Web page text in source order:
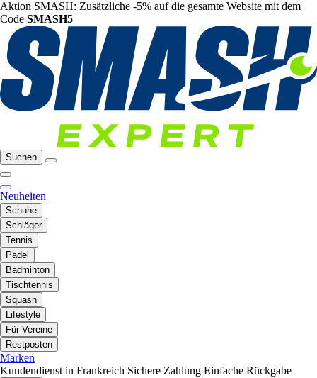
Aktion SMASH: Zusätzliche -5% auf die gesamte Website mit dem
Code SMASH5
Suchen
Neuheiten
Schuhe
Schläger
Tennis
Padel
Badminton
Tischtennis
Squash
Lifestyle
Für Vereine
Restposten
Marken
Kundendienst in Frankreich Sichere Zahlung Einfache Rückgabe